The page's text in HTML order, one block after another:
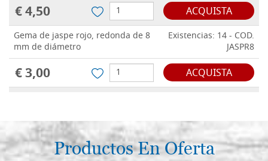
€ 4,50 ACQUISTA
Gema de jaspe rojo, redonda de 8
mm de diámetro
Existencias: 14 - COD.
JASPR8
€ 3,00 ACQUISTA
€ 5,00 ACQUISTA
Productos En Oferta